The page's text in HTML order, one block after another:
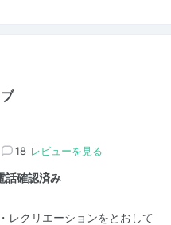
18 レビューを見る
話確認済み
レクリエーションをとおして